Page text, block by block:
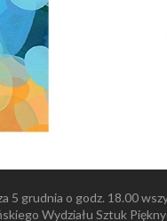
5 grudnia o godz. 18.00
Wydziału Sztuk